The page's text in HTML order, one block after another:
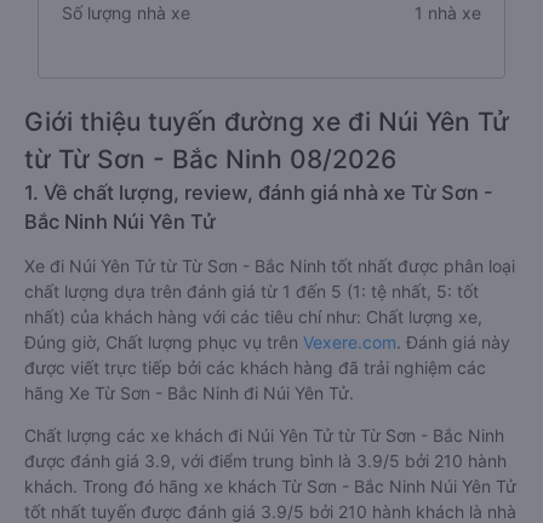
Số lượng nhà xe 1 nhà xe
Giới thiệu tuyến đường xe đi Núi Yên Tử
từ Từ Sơn - Bắc Ninh 08/2026
1. Về chất lượng, review, đánh giá nhà xe Từ Sơn -
Bắc Ninh Núi Yên Tử
Xe đi Núi Yên Tử từ Từ Sơn - Bắc Ninh tốt nhất được phân loại
chất lượng dựa trên đánh giá từ 1 đến 5 (1: tệ nhất, 5: tốt
nhất) của khách hàng với các tiêu chí như: Chất lượng xe,
Đúng giờ, Chất lượng phục vụ trên Vexere.com. Đánh giá này
được viết trực tiếp bởi các khách hàng đã trải nghiệm các
hãng Xe Từ Sơn - Bắc Ninh đi Núi Yên Tử.
Chất lượng các xe khách đi Núi Yên Tử từ Từ Sơn - Bắc Ninh
được đánh giá 3.9, với điểm trung bình là 3.9/5 bởi 210 hành
khách. Trong đó hãng xe khách Từ Sơn - Bắc Ninh Núi Yên Tử
tốt nhất tuyến được đánh giá 3.9/5 bởi 210 hành khách là nhà